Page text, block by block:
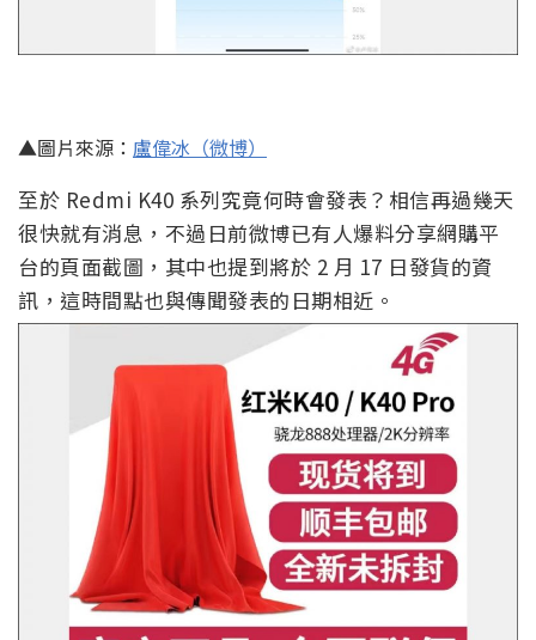
▲圖片來源： 盧偉冰（微博）
至於 Redmi K40 系列究竟何時會發表？相信再過幾天
很快就有消息，不過日前微博已有人爆料分享網購平
台的頁面截圖，其中也提到將於 2 月 17 日發貨的資
訊，這時間點也與傳聞發表的日期相近。